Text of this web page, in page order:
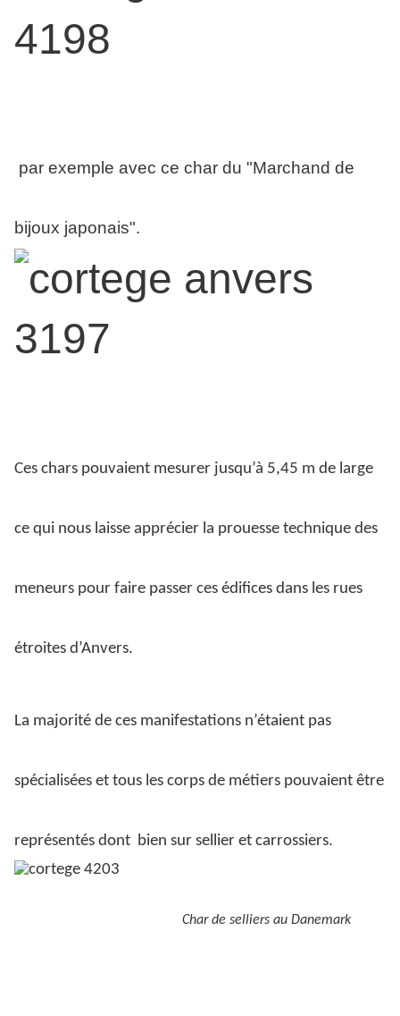
par exemple avec ce char du "Marchand de
bijoux japonais".
Ces chars pouvaient mesurer jusqu’à 5,45 m de large
ce qui nous laisse apprécier la prouesse technique des
meneurs pour faire passer ces édifices dans les rues
étroites d’Anvers.
La majorité de ces manifestations n’étaient pas
spécialisées et tous les corps de métiers pouvaient être
représentés dont bien sur sellier et carrossiers.
Char de selliers au Danemark